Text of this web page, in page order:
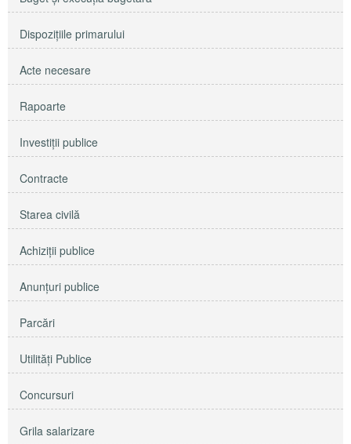
Dispoziţiile primarului
Acte necesare
Rapoarte
Investiţii publice
Contracte
Starea civilă
Achiziţii publice
Anunţuri publice
Parcări
Utilităţi Publice
Concursuri
Grila salarizare